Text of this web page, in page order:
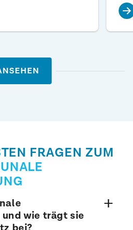
FRAGEN ZUM
wie trägt sie